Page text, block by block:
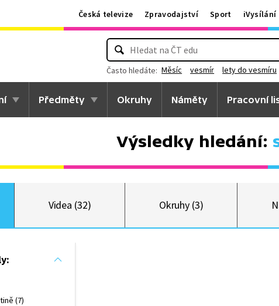
Česká televize Zpravodajství Sport iVysílání
Často hledáte: Měsíc vesmír lety do vesmíru
Předměty Okruhy Náměty Pracovní
Výsledky hledání:
Videa (32) Okruhy (3)
(7)